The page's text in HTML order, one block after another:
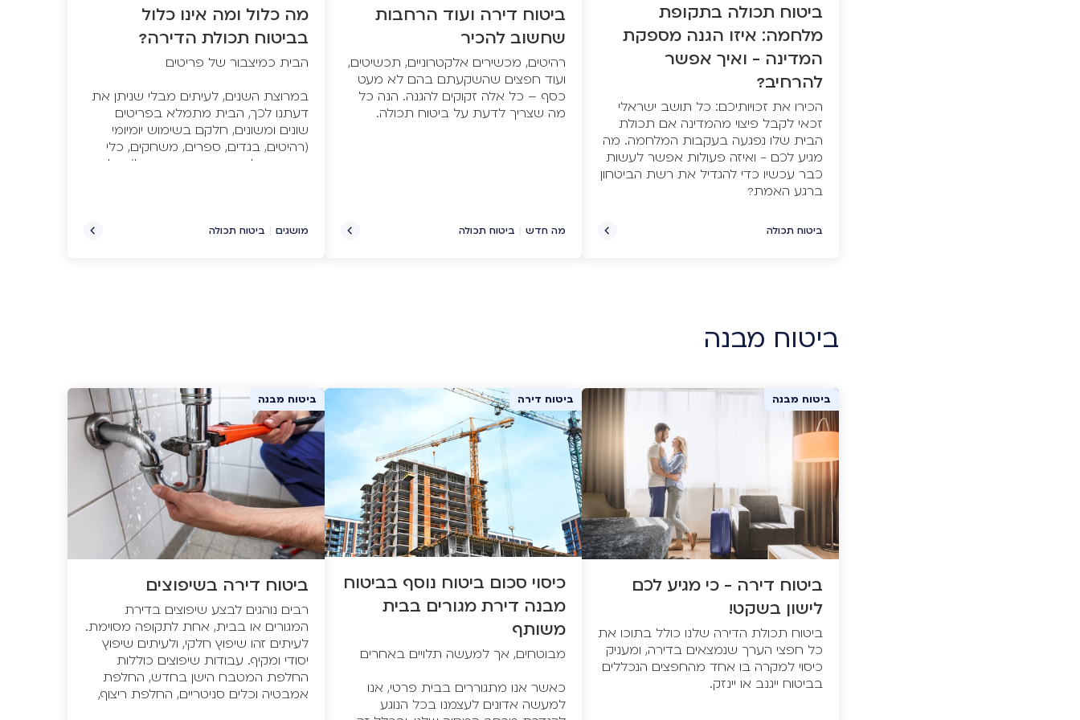
ביטוח תכולה בתקופת
מלחמה: איזו הגנה מספקת
המדינה - ואיך אפשר
להרחיב?
הכירו את זכויותיכם: כל תושב ישראלי
זכאי לקבל פיצוי מהמדינה אם תכולת
הבית שלו נפגעה בעקבות המלחמה. מה
מגיע לכם - ואיזה פעולות אפשר לעשות
כבר עכשיו כדי להגדיל את רשת הביטחון
ברגע האמת?
ביטוח תכולה
ביטוח דירה ועוד הרחבות
שחשוב להכיר
רהיטים, מכשירים אלקטרוניים, תכשיטים,
ועוד חפצים שהשקעתם בהם לא מעט
כסף – כל אלה זקוקים להגנה. הנה כל
מה שצריך לדעת על ביטוח תכולה.
מה חדש | ביטוח תכולה
מה כלול ומה אינו כלול
בביטוח תכולת הדירה?
במרוצת השנים, לעיתים מבלי שניתן את
דעתנו לכך, הבית מתמלא בפריטים
שונים ומשונים, חלקם בשימוש יומיומי
(רהיטים, בגדים, ספרים, משחקים, כלי
מטבח, כלי עבודה, מוצרי חשמל), חלקם
בבוידעם.
מושגים | ביטוח תכולה
ביטוח מבנה
ביטוח מבנה
ביטוח דירה - כי מגיע לכם
לישון בשקט!
ביטוח תכולת הדירה שלנו כולל בתוכו את
כל חפצי הערך שנמצאים בדירה, ומעניק
כיסוי למקרה בו אחד מהחפצים הנכללים
בביטוח ייגנב או יינזק.
ביטוח דירה
כיסוי סכום ביטוח נוסף בביטוח
מבנה דירת מגורים בבית
משותף
כאשר אנו מתגוררים בבית פרטי, אנו
למעשה אדונים לעצמנו בכל הנוגע
ביטוח מבנה
ביטוח דירה בשיפוצים
רבים נוהגים לבצע שיפוצים בדירת
המגורים או בבית, אחת לתקופה מסוימת.
לעיתים זהו שיפוץ חלקי, ולעיתים שיפוץ
יסודי ומקיף. עבודות שיפוצים כוללות
החלפת המטבח הישן בחדש, החלפת
אמבטיה וכלים סניטריים, החלפת ריצוף,